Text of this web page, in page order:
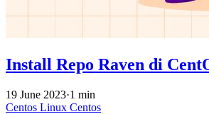
Install Repo Raven di
19 June 2023·1 min
Centos Linux Centos